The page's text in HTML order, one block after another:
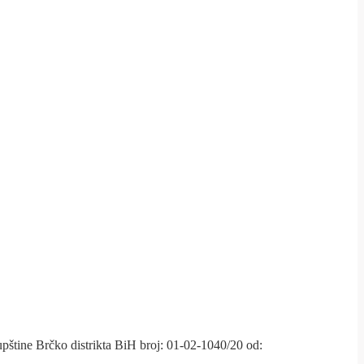
Brčko distrikta BiH broj: 01-02-1040/20 od: